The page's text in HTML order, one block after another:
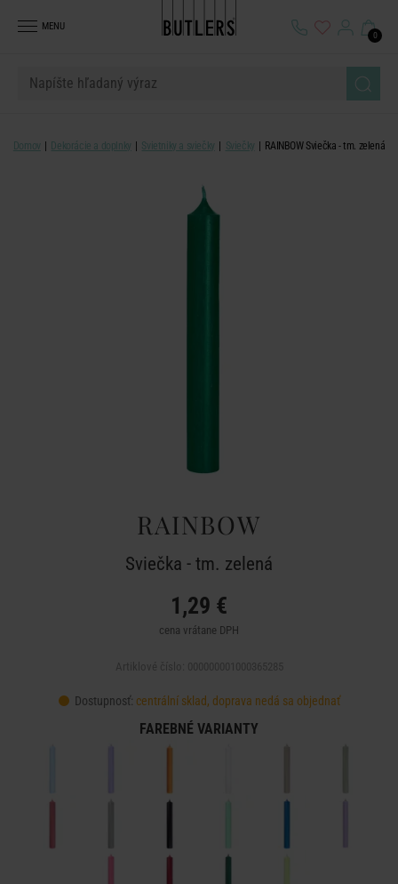
MENU
0
Domov Dekorácie a doplnky Svietniky a sviečky Sviečky RAINBOW Sviečka - tm. zelená
RAINBOW
Sviečka - tm. zelená
1,29 €
cena vrátane DPH
Dostupnosť: centrální sklad, doprava nedá sa objednať
FAREBNÉ VARIANTY